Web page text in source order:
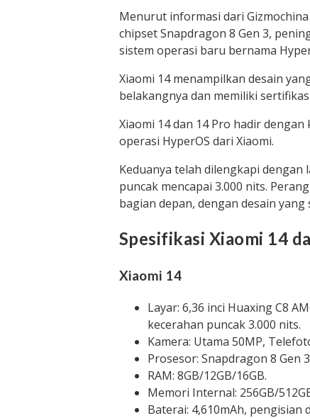
Menurut informasi dari
chipset Snapdragon 8 Gen 3,
sistem operasi baru bernama
Xiaomi 14 menampilkan desain
belakangnya dan memiliki
Xiaomi 14 dan 14 Pro hadir
operasi HyperOS dari Xiaomi.
Keduanya telah dilengkapi dengan
puncak mencapai 3.000 nits.
bagian depan, dengan desain
Spesifikasi Xiaomi 14
Xiaomi 14
Layar: 6,36 inci Huaxing C8
kecerahan puncak 3.000 nits.
Kamera: Utama 50MP,
Prosesor: Snapdragon 8 Gen
RAM: 8GB/12GB/16GB.
Memori Internal: 256GB/
Baterai: 4,610mAh, pengisian